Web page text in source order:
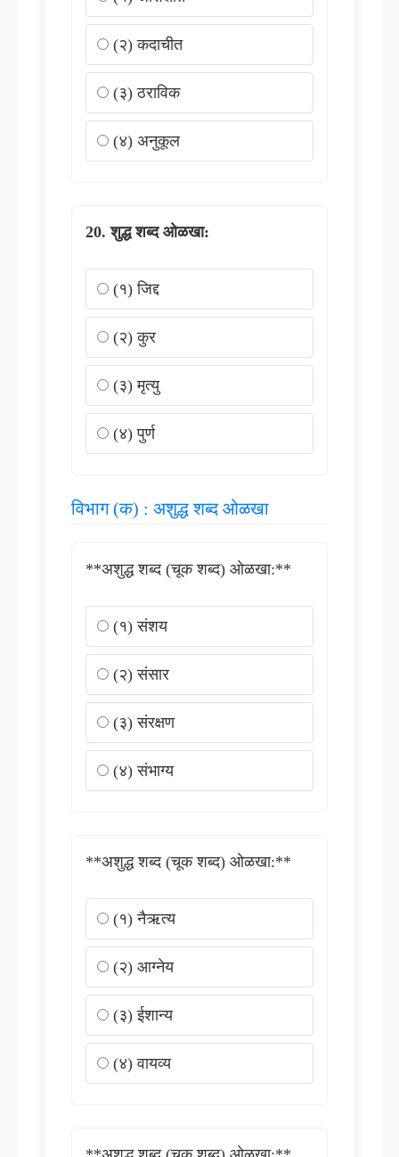
(२) कदाचीत
(३) ठराविक
(४) अनुकूल
शुद्ध शब्द ओळखा:
(१) जिद्द
(२) कुर
(३) मृत्यु
(४) पुर्ण
विभाग (क) : अशुद्ध शब्द ओळखा
**अशुद्ध शब्द (चूक शब्द) ओळखा:**
(१) संशय
(२) संसार
(३) संरक्षण
(४) संभाग्य
**अशुद्ध शब्द (चूक शब्द) ओळखा:**
(१) नैऋत्य
(२) आग्नेय
(३) ईशान्य
(४) वायव्य